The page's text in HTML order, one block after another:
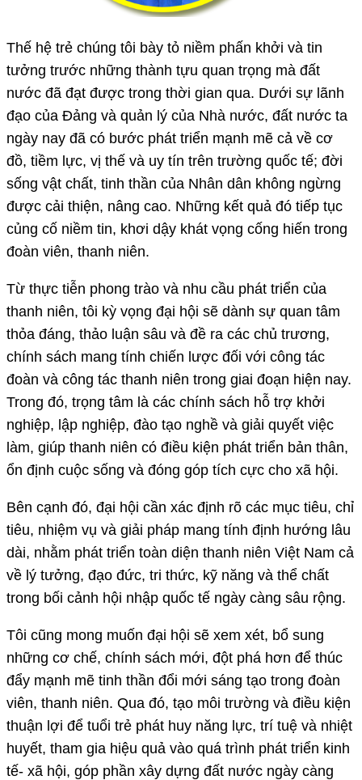
Thế hệ trẻ chúng tôi bày tỏ niềm phấn khởi và tin
tưởng trước những thành tựu quan trọng mà đất
nước đã đạt được trong thời gian qua. Dưới sự lãnh
đạo của Đảng và quản lý của Nhà nước, đất nước ta
ngày nay đã có bước phát triển mạnh mẽ cả về cơ
đồ, tiềm lực, vị thế và uy tín trên trường quốc tế; đời
sống vật chất, tinh thần của Nhân dân không ngừng
được cải thiện, nâng cao. Những kết quả đó tiếp tục
củng cố niềm tin, khơi dậy khát vọng cống hiến trong
đoàn viên, thanh niên.
Từ thực tiễn phong trào và nhu cầu phát triển của
thanh niên, tôi kỳ vọng đại hội sẽ dành sự quan tâm
thỏa đáng, thảo luận sâu và đề ra các chủ trương,
chính sách mang tính chiến lược đối với công tác
đoàn và công tác thanh niên trong giai đoạn hiện nay.
Trong đó, trọng tâm là các chính sách hỗ trợ khởi
nghiệp, lập nghiệp, đào tạo nghề và giải quyết việc
làm, giúp thanh niên có điều kiện phát triển bản thân,
ổn định cuộc sống và đóng góp tích cực cho xã hội.
Bên cạnh đó, đại hội cần xác định rõ các mục tiêu, chỉ
tiêu, nhiệm vụ và giải pháp mang tính định hướng lâu
dài, nhằm phát triển toàn diện thanh niên Việt Nam cả
về lý tưởng, đạo đức, tri thức, kỹ năng và thể chất
trong bối cảnh hội nhập quốc tế ngày càng sâu rộng.
Tôi cũng mong muốn đại hội sẽ xem xét, bổ sung
những cơ chế, chính sách mới, đột phá hơn để thúc
đẩy mạnh mẽ tinh thần đổi mới sáng tạo trong đoàn
viên, thanh niên. Qua đó, tạo môi trường và điều kiện
thuận lợi để tuổi trẻ phát huy năng lực, trí tuệ và nhiệt
huyết, tham gia hiệu quả vào quá trình phát triển kinh
tế- xã hội, góp phần xây dựng đất nước ngày càng